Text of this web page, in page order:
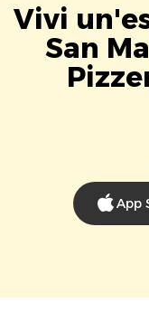
Vivi
San
App